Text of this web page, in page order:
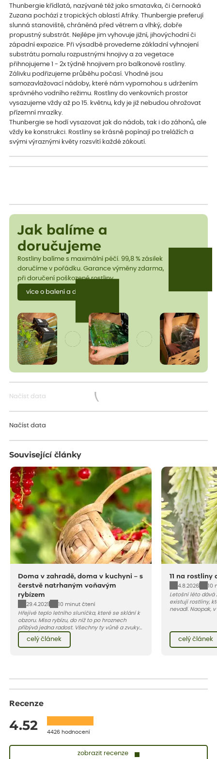
Thunbergie křídlatá, nazývané též jako smatavka, či černooká
Zuzana pochází z tropických oblastí Afriky. Thunbergie preferují
slunná stanoviště, chráněná před větrem a vlhký, dobře
propustný substrát. Nejlépe jim vyhovuje jižní, jihovýchodní či
západní expozice. Při výsadbě provedeme základní vyhnojení
substrátu pomalu rozpustnými hnojivy a za vegetace
přihnojujeme 1 - 2x týdně hnojivem pro balkonové rostliny.
Zálivku podřizujeme průběhu počasí. Vhodné jsou
samozavlažovací nádoby, které nám vypomohou s udržením
správného vodního režimu. Rostliny do venkovních prostor
vysazujeme vždy až po 15. květnu, kdy je již nebudou ohrožovat
přízemní mrazíky.
Thunbergie se hodí vysazovat jak do nádob, tak i do záhonů, ale
vždy ke konstrukci. Rostliny se krásně popínají po trelážích a
svými výraznými květy rozsvítí každé zákoutí.
Jak balíme a
doručujeme
Rostliny balíme s maximální péčí. 99,8 % zásilek
doručíme v pořádku. Garance výměny zdarma,
při doručení poškozené rostliny.
více o balení a dopravě
Načíst data
Načíst data
Související články
Doma v zahradě, doma v kuchyni – s
čerstvě natrhaným voňavým
rybízem
29.4.2021
10 minut čtení
Hřejivé teplo letního sluníčka, které se sklání k
obzoru. Mísa rybízu, do níž to po hroznech
přibývá jedna radost. Všechny ty vůně a zvuky
červencové zahrady. Sklizeň rybízu do kuchyně
vnese neuvěřitelný klid a radost. A taky trochu
bezstarostnosti dětství při mlsání babiččina
celý článek
11 na rostliny
4.8.2026
10
Letošní léto dává
existují rostliny,
nevadí. Naopak,
horké a suché
Pojďme se
celý článek
Recenze
4.52 4426 hodnocení
zobrazit recenze